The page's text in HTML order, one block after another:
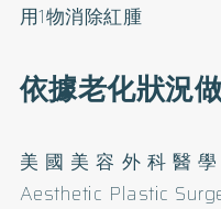
用1物消除紅腫
依據老化狀況
美國美容外科醫學
Aesthetic Plastic